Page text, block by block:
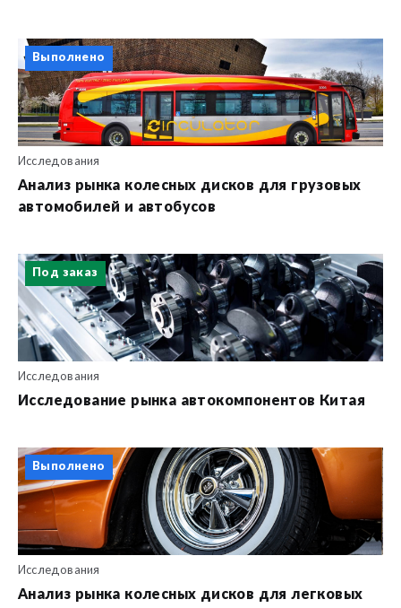
Выполнено
Исследования
Анализ рынка колесных дисков для грузовых
автомобилей и автобусов
Под заказ
Исследования
Исследование рынка автокомпонентов Китая
Выполнено
Исследования
Анализ рынка колесных дисков для легковых